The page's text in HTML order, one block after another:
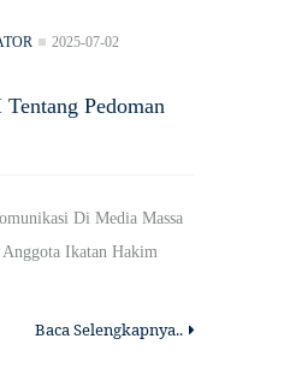
2025-07-02
Pedoman
Di Media Massa
Ikatan Hakim
Baca Selengkapnya..